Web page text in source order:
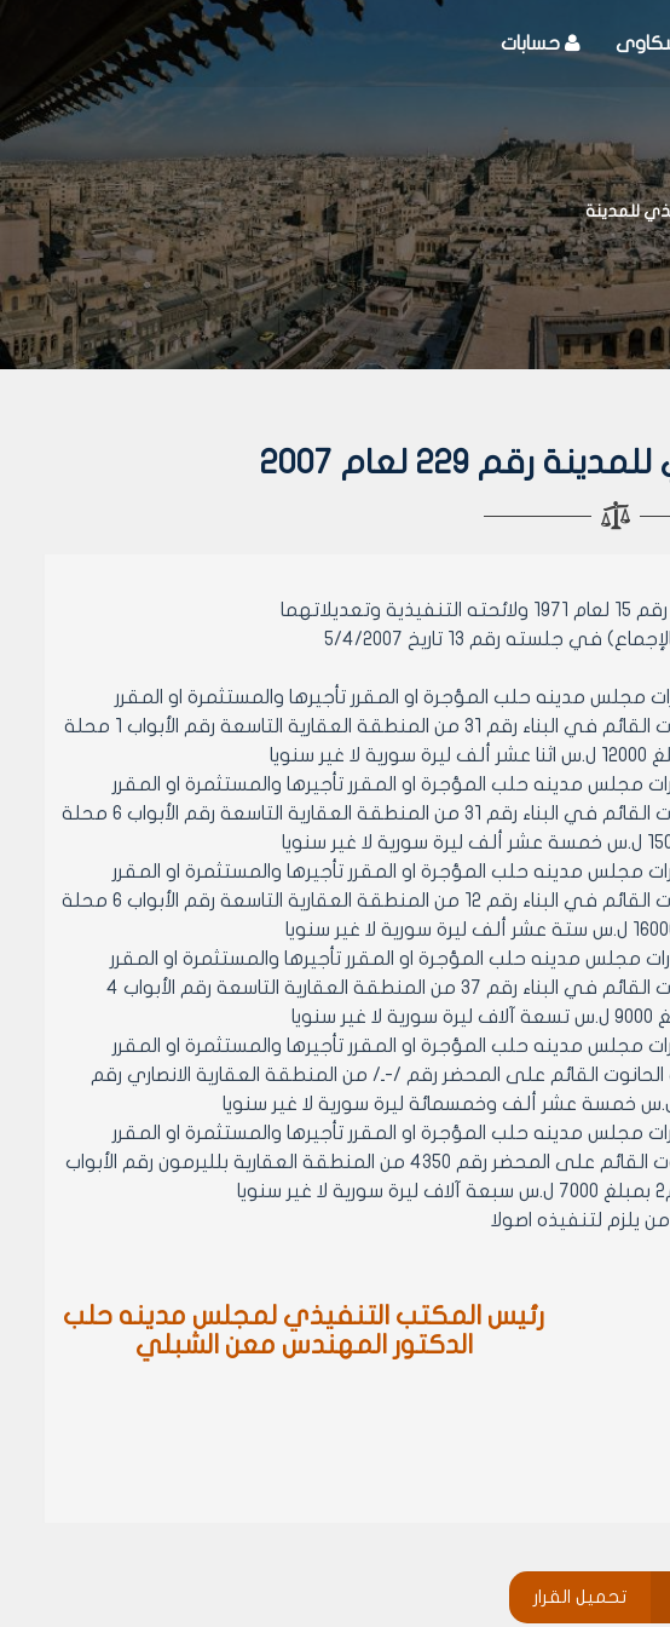
حسابات
للمدينة
رقم 229 لعام 2007
رقم 13 تاريخ 5/4/2007
مجلس مدينه حلب المؤجرة او المقرر تأجيرها والمستثمرة او المقرر
استثمارها المؤرخ في 18/3/2007 المتضمن تقدير بدل ايجار الحانوت القائم في البناء رقم 31 من المنطقة العقارية التاسعة رقم الأبواب 1 محلة
مجلس مدينه حلب المؤجرة او المقرر تأجيرها والمستثمرة او المقرر
استثمارها المؤرخ في 18/3/2007 المتضمن تقدير بدل ايجار الحانوت القائم في البناء رقم 31 من المنطقة العقارية التاسعة رقم الأبواب 6 محلة
مجلس مدينه حلب المؤجرة او المقرر تأجيرها والمستثمرة او المقرر
استثمارها المؤرخ في 18/3/2007 المتضمن تقدير بدل ايجار الحانوت القائم في البناء رقم 12 من المنطقة العقارية التاسعة رقم الأبواب 6 محلة
مجلس مدينه حلب المؤجرة او المقرر تأجيرها والمستثمرة او المقرر
استثمارها المؤرخ في 18/3/2007 المتضمن تقدير بدل ايجار الحانوت القائم في البناء رقم 37 من المنطقة العقارية التاسعة رقم الأبواب 4
مجلس مدينه حلب المؤجرة او المقرر تأجيرها والمستثمرة او المقرر
تقدير بدل ايجار نصف الحانوت القائم على المحضر رقم /-ـ/ من المنطقة العقارية الانصاري رقم
مجلس مدينه حلب المؤجرة او المقرر تأجيرها والمستثمرة او المقرر
استثمارها المؤرخ في 28/3/2007 المتضمن تقدير بدل ايجار الحانوت القائم على المحضر رقم 4350 من المنطقة العقارية بلليرمون رقم الأبواب
رئيس المكتب التنفيذي لمجلس مدينه حلب
الدكتور المهندس معن الشبلي
تحميل القرار